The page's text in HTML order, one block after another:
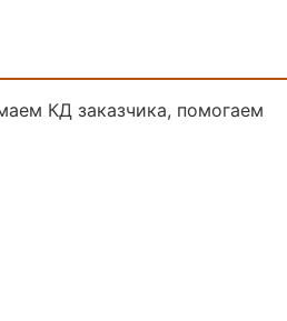
КД заказчика, помогаем